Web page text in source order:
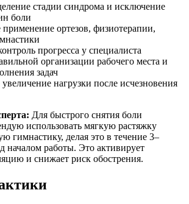
стадии синдрома и исключение
боли
ортезов, физиотерапии,
прогресса у специалиста
организации рабочего места и
задач
нагрузки после исчезновения
Для быстрого снятия боли
использовать мягкую растяжку
гимнастику, делая это в течение 3–
началом работы. Это активирует
и снижает риск обострения.